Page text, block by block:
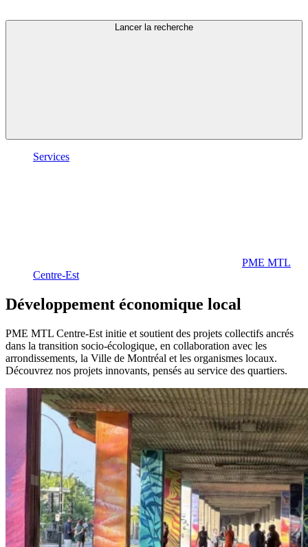
Lancer la recherche
Services
PME MTL
Centre-Est
Développement économique local
PME MTL Centre-Est initie et soutient des projets collectifs ancrés
dans la transition socio-écologique, en collaboration avec les
arrondissements, la Ville de Montréal et les organismes locaux.
Découvrez nos projets innovants, pensés au service des quartiers.